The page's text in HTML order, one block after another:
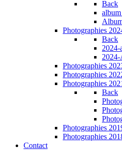
Back
album
Photographies
Back
2024-
Photographies
Photographies
Photographies
Back
Photographies
Photographies
Contact